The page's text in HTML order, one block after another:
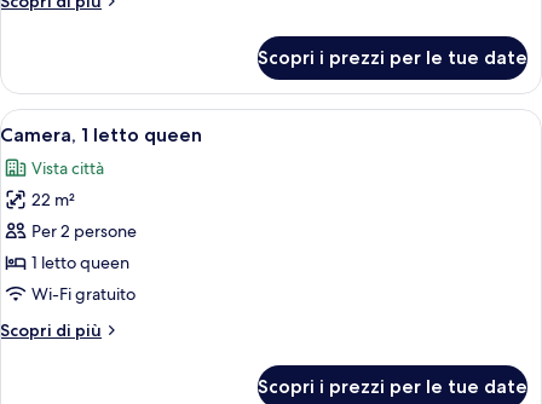
1
queen
familiare,
letto
Scopri i prezzi per le tue date
Apri
tutte
le
foto
per
Camera,
1
queen
Una camera d'albergo con un letto,
6
Camera, 1 letto queen
Vista città
22 m²
Per 2 persone
1 letto queen
Wi-Fi gratuito
Scopri di più
Altri
Scopri i prezzi per le tue date